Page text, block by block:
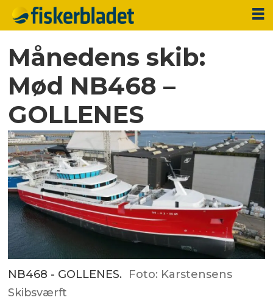
Månedens skib:
Mød NB468 –
GOLLENES
NB468 - GOLLENES. Foto: Karstensens
Skibsværft